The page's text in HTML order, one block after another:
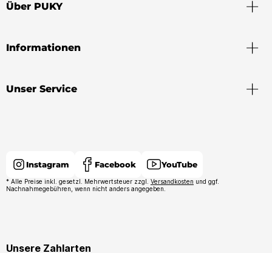
Über PUKY
Informationen
Unser Service
Instagram Facebook YouTube
* Alle Preise inkl. gesetzl. Mehrwertsteuer zzgl. Versandkosten und ggf.
Nachnahmegebühren, wenn nicht anders angegeben.
Unsere Zahlarten